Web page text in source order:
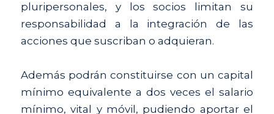
pluripersonales, y los socios limitan su
responsabilidad a la integración de las
acciones que suscriban o adquieran.
Además podrán constituirse con un capital
mínimo equivalente a dos veces el salario
mínimo, vital y móvil, pudiendo aportar el